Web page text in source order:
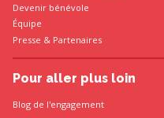
Devenir bénévole
Équipe
Presse & Partenaires
Pour aller plus loin
Blog de l'engagement